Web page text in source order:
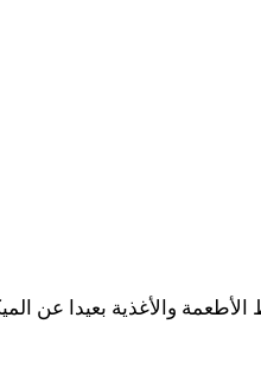
والأغذية بعيدا عن